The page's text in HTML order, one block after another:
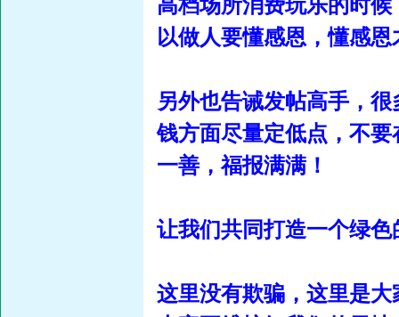
高档场所消费玩乐的时
以做人要懂感恩，懂感
另外也告诫发帖高手，
钱方面尽量定低点，不
一善，福报满满！
让我们共同打造一个绿
这里没有欺骗，这里是